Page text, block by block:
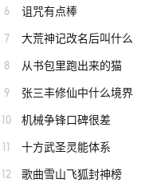
6 诅咒有点棒
7 大荒神记改名后叫什么
8 从书包里跑出来的猫
9 张三丰修仙中什么境界
10 机械争锋口碑很差
11 十方武圣灵能体系
12 歌曲雪山飞狐封神榜